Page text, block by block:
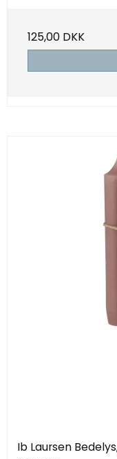
125,00 DKK
Ib Laursen